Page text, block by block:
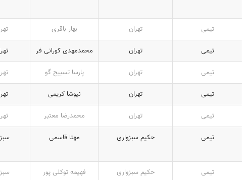
تیمی تهران بهار باقری
تیمی تهران محمدمهدی کورانی فر
تیمی تهران پارسا تسبیح گو
تیمی تهران نیوشا کریمی
تیمی تهران محمدرضا معتبر
تیمی حکیم سبزواری مهتا قاسمی
تیمی حکیم سبزواری فهیمه توکلی پور